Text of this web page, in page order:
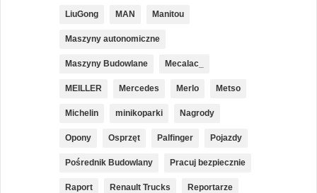
LiuGong MAN Manitou
Maszyny autonomiczne
Maszyny Budowlane Mecalac_
MEILLER Mercedes Merlo Metso
Michelin minikoparki Nagrody
Opony Osprzęt Palfinger Pojazdy
Pośrednik Budowlany Pracuj bezpiecznie
Raport Renault Trucks Reportarze